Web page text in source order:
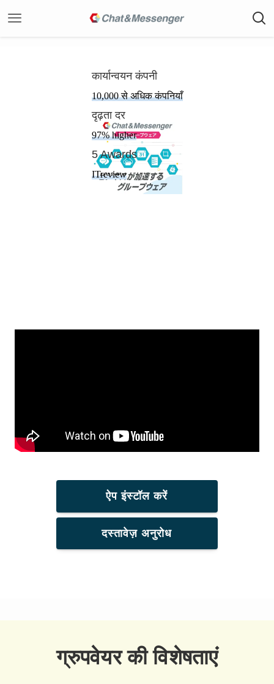
कार्यान्वयन कंपनी
10,000 से अधिक कंपनियाँ
दृढ़ता दर
97% higher
5 Awards
ITreview
ऐप इंस्टॉल करें
दस्तावेज़ अनुरोध
ग्रुपवेयर की विशेषताएं